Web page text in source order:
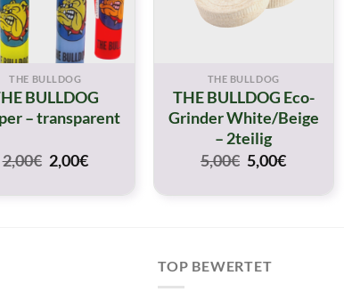
THE BULLDOG
BULLDOG
– transparent
2,00€ Original
price
2,00€Current
THE BULLDOG
THE BULLDOG Eco-
Grinder White/Beige
– 2teilig
5,00€ Original
price
5,00€Current
TOP BEWERTET